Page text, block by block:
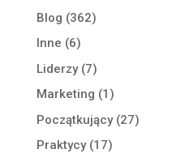
Blog (362)
Inne (6)
Liderzy(7)
Marketing (1)
Początkujący(27)
Praktycy(17)